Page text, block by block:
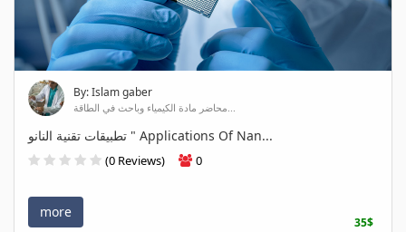
By: Islam gaber
محاضر مادة الكيمياء وباحث في الطاقة...
تطبيقات تقنية النانو " Applications Of Nan...
(0 Reviews) 0
more
35$